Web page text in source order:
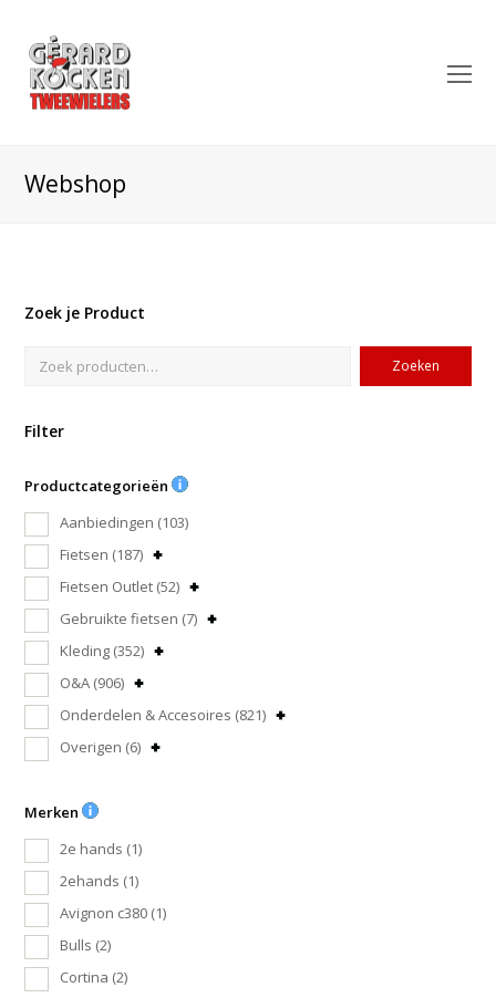
Webshop
Zoek je Product
Zoeken
Filter
Productcategorieën
Aanbiedingen (103)
Fietsen (187)
Fietsen Outlet (52)
Gebruikte fietsen (7)
Kleding (352)
O&A (906)
Onderdelen & Accesoires (821)
Overigen (6)
Merken
2e hands (1)
2ehands (1)
Avignon c380 (1)
Bulls (2)
Cortina (2)